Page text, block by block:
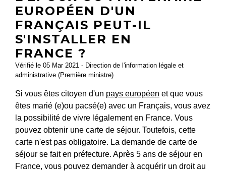
EUROPÉEN D'UN
FRANÇAIS PEUT-IL
S'INSTALLER EN
FRANCE ?
Vérifié le 05 Mar 2021 - Direction de l'information légale et
administrative (Première ministre)
Si vous êtes citoyen d'un pays européen et que vous
êtes marié (e)ou pacsé(e) avec un Français, vous avez
la possibilité de vivre légalement en France. Vous
pouvez obtenir une carte de séjour. Toutefois, cette
carte n'est pas obligatoire. La demande de carte de
séjour se fait en préfecture. Après 5 ans de séjour en
France, vous pouvez demander à acquérir un droit au